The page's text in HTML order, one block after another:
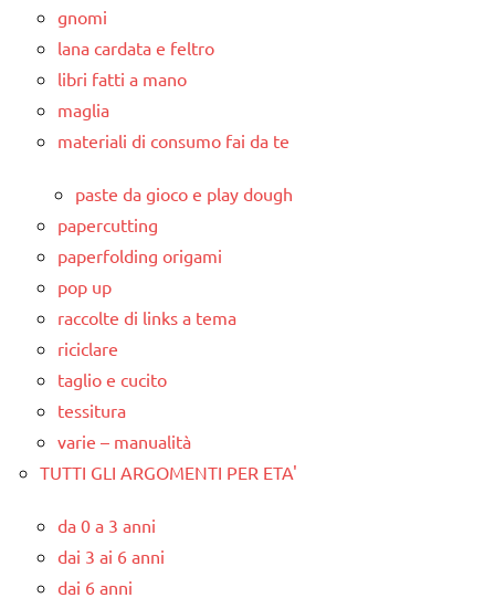
gnomi
lana cardata e feltro
libri fatti a mano
maglia
materiali di consumo fai da te
paste da gioco e play dough
papercutting
paperfolding origami
pop up
raccolte di links a tema
riciclare
taglio e cucito
tessitura
varie – manualità
TUTTI GLI ARGOMENTI PER ETA'
da 0 a 3 anni
dai 3 ai 6 anni
dai 6 anni